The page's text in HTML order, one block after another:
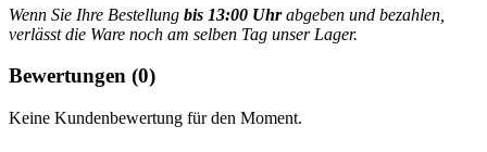
Wenn Sie Ihre Bestellung bis 13:00 Uhrabgeben und bezahlen,
verlässt die Ware noch am selben Tag unser Lager.
Bewertungen (0)
Keine Kundenbewertung für den Moment.